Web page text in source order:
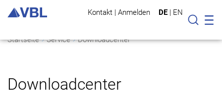
Kontakt | Anmelden DE | EN
Suche
Startseite Service Downloadcenter
Downloadcenter